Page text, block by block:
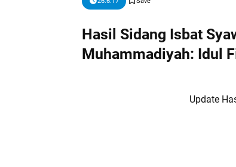
Hasil Sidang Isbat
Muhammadiyah: Idul
Update